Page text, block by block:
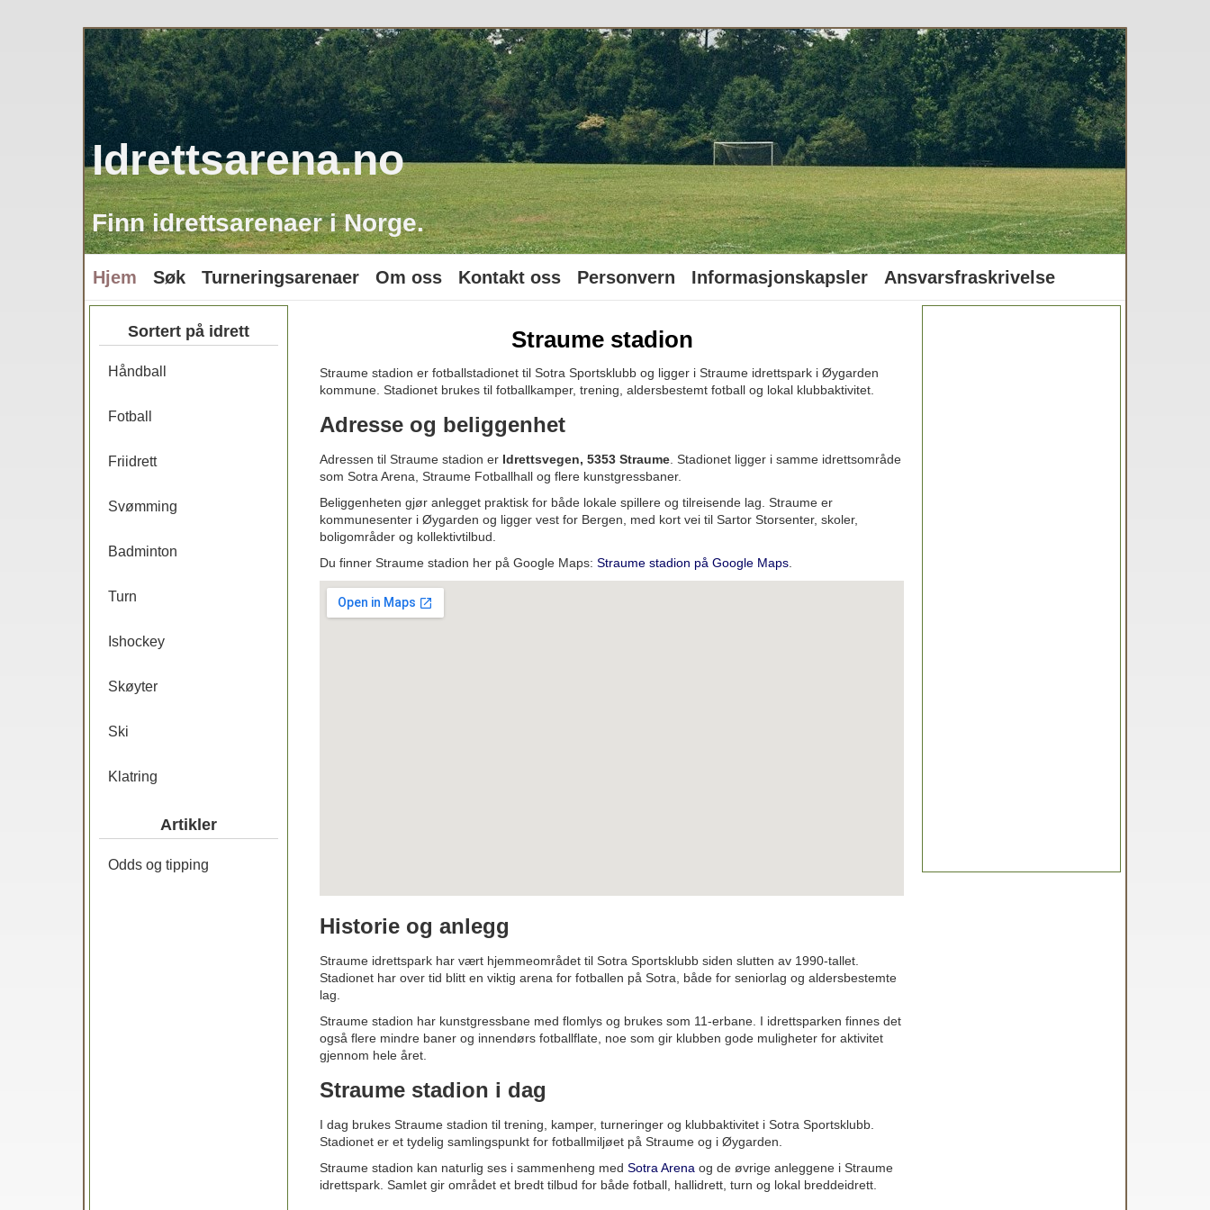
Idrettsarena.no
Finn idrettsarenaer i Norge.
Hjem Søk Turneringsarenaer Om oss Kontakt oss Personvern Informasjonskapsler Ansvarsfraskrivelse
Sortert på idrett
Håndball
Fotball
Friidrett
Svømming
Badminton
Turn
Ishockey
Skøyter
Ski
Klatring
Artikler
Odds og tipping
Straume stadion
Straume stadion er fotballstadionet til Sotra Sportsklubb og ligger i Straume idrettspark i Øygarden
kommune. Stadionet brukes til fotballkamper, trening, aldersbestemt fotball og lokal klubbaktivitet.
Adresse og beliggenhet
Adressen til Straume stadion er Idrettsvegen, 5353 Straume . Stadionet ligger i samme idrettsområde
som Sotra Arena, Straume Fotballhall og flere kunstgressbaner.
Beliggenheten gjør anlegget praktisk for både lokale spillere og tilreisende lag. Straume er
kommunesenter i Øygarden og ligger vest for Bergen, med kort vei til Sartor Storsenter, skoler,
boligområder og kollektivtilbud.
Du finner Straume stadion her på Google Maps:Straume stadion på Google Maps
Historie og anlegg
Straume idrettspark har vært hjemmeområdet til Sotra Sportsklubb siden slutten av 1990-tallet.
Stadionet har over tid blitt en viktig arena for fotballen på Sotra, både for seniorlag og aldersbestemte
lag.
Straume stadion har kunstgressbane med flomlys og brukes som 11-erbane. I idrettsparken finnes det
også flere mindre baner og innendørs fotballflate, noe som gir klubben gode muligheter for aktivitet
gjennom hele året.
Straume stadion i dag
I dag brukes Straume stadion til trening, kamper, turneringer og klubbaktivitet i Sotra Sportsklubb.
Stadionet er et tydelig samlingspunkt for fotballmiljøet på Straume og i Øygarden.
Straume stadion kan naturlig ses i sammenheng medSotra Arena og de øvrige anleggene i Straume
idrettspark. Samlet gir området et bredt tilbud for både fotball, hallidrett, turn og lokal breddeidrett.